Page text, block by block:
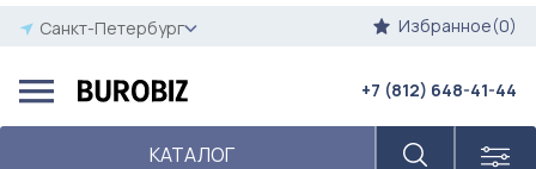
Санкт-Петербург Избранное(0)
КАТАЛОГ
+7 (812) 648-41-44